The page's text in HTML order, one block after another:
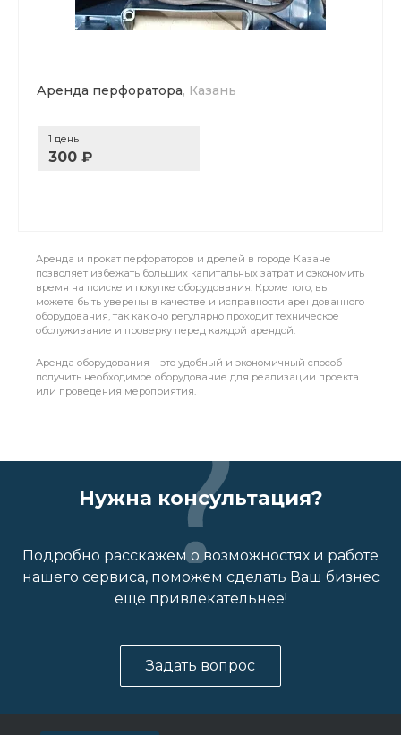
Аренда перфоратора, Казань
1 день
300 ₽
Аренда и прокат перфораторов и дрелей в городе Казане
позволяет избежать больших капитальных затрат и сэкономить
время на поиске и покупке оборудования. Кроме того, вы
можете быть уверены в качестве и исправности арендованного
оборудования, так как оно регулярно проходит техническое
обслуживание и проверку перед каждой арендой.
Аренда оборудования – это удобный и экономичный способ
получить необходимое оборудование для реализации проекта
или проведения мероприятия.
Нужна консультация?
Подробно расскажем о возможностях и работе
нашего сервиса, поможем сделать Ваш бизнес
еще привлекательнее!
Задать вопрос